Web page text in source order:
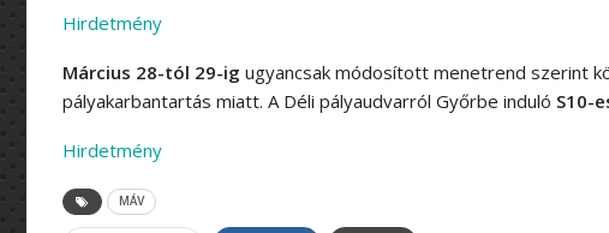
Hirdetmény
Március 28-tól 29-ig ugyancsak módosított menetrend szerint
pályakarbantartás miatt. A Déli pályaudvarról Győrbe induló S10-
Hirdetmény
MÁV